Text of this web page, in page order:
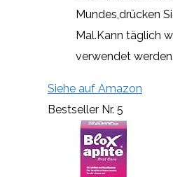
Mundes,drücken
Mal.Kann täglich
verwendet werden.
Siehe auf Amazon
Bestseller Nr. 5